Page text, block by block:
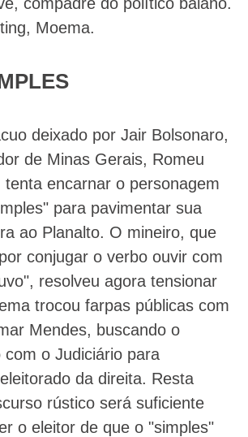
Moema.
deixado por Jair Bolsonaro,
de Minas Gerais, Romeu
encarnar o personagem
para pavimentar sua
ao Planalto. O mineiro, que
conjugar o verbo ouvir com
resolveu agora tensionar
trocou farpas públicas com
Mendes, buscando o
o Judiciário para
da direita. Resta
rústico será suficiente
o eleitor de que o "simples"